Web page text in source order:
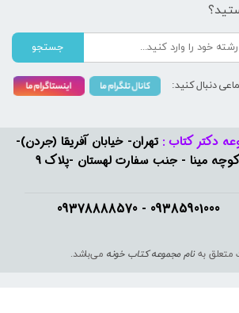
09385901000 - 09378888570​​​​​​​
دکتر کتاب : تهران- خیابان آفریقا (جردن)-
بالاتر از تقاطع میرداماد- کوچه مینا - جنب سفارت لهستان -پلاک 9
متعلق بهنام مجموعه کتاب خونه می‌باشد.
جستجو
دنبال کنید: